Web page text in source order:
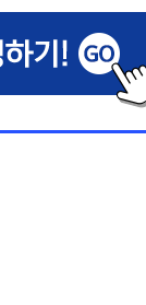
자에 한하여
육그룹의 새로
등 신청자의
, 해커스톡, 해커스
임용, 해커스공무
주택관리사, 해커
정에서 이용자가
상 정하는 경우
합니다. 단, 비
자에 한하여
육그룹의 새로
등 신청자의
, 해커스톡, 해커스
임용, 해커스공무
주택관리사, 해커
정에서 이용자가
상 정하는 경우
합니다. 단, 비
자에 한하여
육그룹의 새로
등 신청자의
, 해커스톡, 해커스
임용, 해커스공무
주택관리사, 해커
정에서 이용자가
상 정하는 경우
합니다. 단, 비